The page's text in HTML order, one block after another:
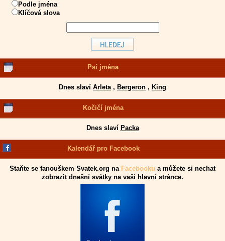
Podle jména
Klíčová slova
Psí jména
Dnes slaví Arleta, Bergeron , King
Kočičí jména
Dnes slaví Packa
Kalendář pro Facebook
Staňte se fanouškem Svatek.org na Facebooku a můžete si nechat
zobrazit dnešní svátky na vaší hlavní stránce.